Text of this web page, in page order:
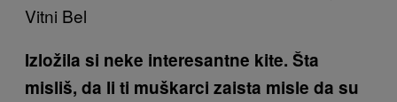
Vitni Bel
Izložila si neke interesantne kite. Šta
misliš, da li ti muškarci zaista misle da su